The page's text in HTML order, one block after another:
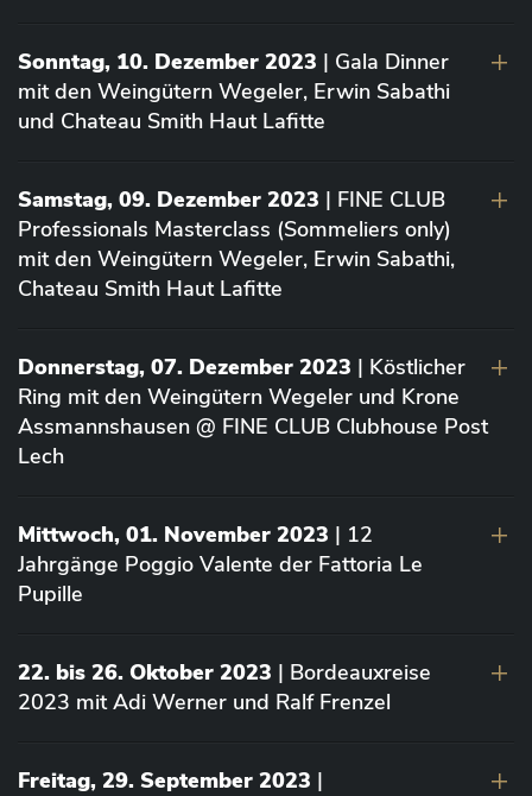
Sonntag, 10. Dezember 2023 | Gala Dinner
mit den Weingütern Wegeler, Erwin Sabathi
und Chateau Smith Haut Lafitte
Samstag, 09. Dezember 2023 | FINE CLUB
Professionals Masterclass (Sommeliers only)
mit den Weingütern Wegeler, Erwin Sabathi,
Chateau Smith Haut Lafitte
Donnerstag, 07. Dezember 2023 | Köstlicher
Ring mit den Weingütern Wegeler und Krone
Assmannshausen @ FINE CLUB Clubhouse Post
Lech
Mittwoch, 01. November 2023 | 12
Jahrgänge Poggio Valente der Fattoria Le
Pupille
22. bis 26. Oktober 2023 | Bordeauxreise
2023 mit Adi Werner und Ralf Frenzel
Freitag, 29. September 2023 |